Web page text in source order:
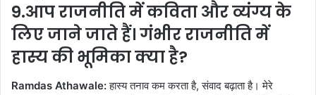
9.आप राजनीति में कविता और व्यंग्य के
लिए जाने जाते हैं। गंभीर राजनीति में
हास्य की भूमिका क्या है?
Ramdas Athawale:हास्य तनाव कम करता है, संवाद बढ़ाता है। मेरे